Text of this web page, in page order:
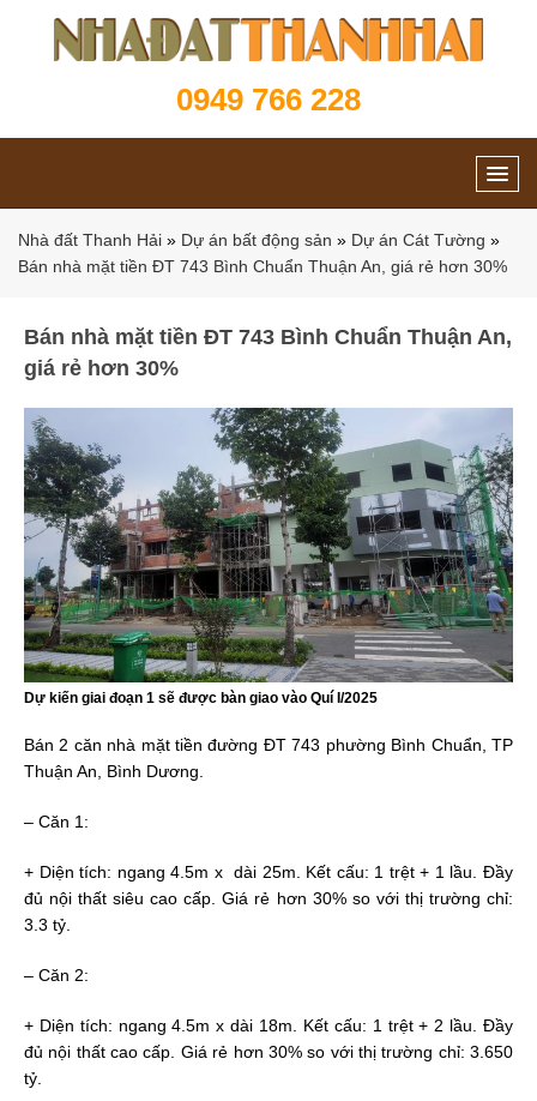
0949 766 228
Nhà đất Thanh Hải » Dự án bất động sản » Dự án Cát Tường »
Bán nhà mặt tiền ĐT 743 Bình Chuẩn Thuận An, giá rẻ hơn 30%
Bán nhà mặt tiền ĐT 743 Bình Chuẩn Thuận An,
giá rẻ hơn 30%
Dự kiến giai đoạn 1 sẽ được bàn giao vào Quí I/2025
Bán 2 căn nhà mặt tiền đường ĐT 743 phường Bình Chuẩn, TP
Thuận An, Bình Dương.
– Căn 1:
+ Diện tích: ngang 4.5m x dài 25m. Kết cấu: 1 trệt + 1 lầu. Đầy
đủ nội thất siêu cao cấp. Giá rẻ hơn 30% so với thị trường chỉ:
3.3 tỷ.
– Căn 2:
+ Diện tích: ngang 4.5m x dài 18m. Kết cấu: 1 trệt + 2 lầu. Đầy
đủ nội thất cao cấp. Giá rẻ hơn 30% so với thị trường chỉ: 3.650
tỷ.